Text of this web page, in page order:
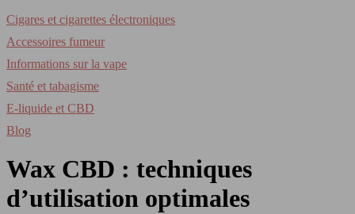
Cigares et cigarettes électroniques
Accessoires fumeur
Informations sur la vape
Santé et tabagisme
E-liquide et CBD
Blog
Wax CBD : techniques
d’utilisation optimales